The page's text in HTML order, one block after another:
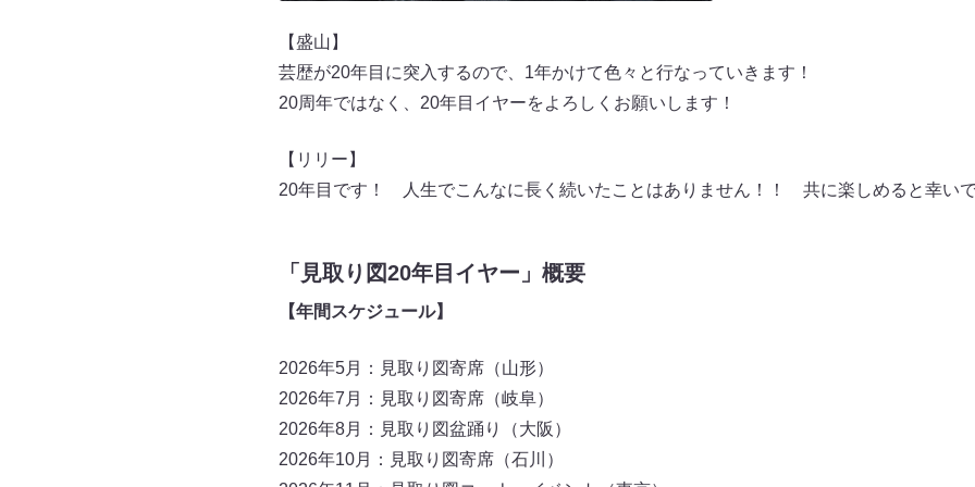
【盛山】
芸歴が20年目に突入するので、1年かけて色々と行なっていきます！
20周年ではなく、20年目イヤーをよろしくお願いします！
【リリー】
20年目です！ 人生でこんなに長く続いたことはありません！！ 共に楽しめると幸い
「見取り図20年目イヤー」概要
【年間スケジュール】
2026年5月：見取り図寄席（山形）
2026年7月：見取り図寄席（岐阜）
2026年8月：見取り図盆踊り（大阪）
2026年10月：見取り図寄席（石川）